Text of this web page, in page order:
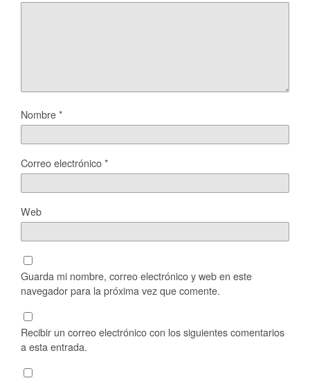
Nombre*
Correo electrónico*
Web
Guarda mi nombre, correo electrónico y web en este
navegador para la próxima vez que comente.
Recibir un correo electrónico con los siguientes comentarios
a esta entrada.